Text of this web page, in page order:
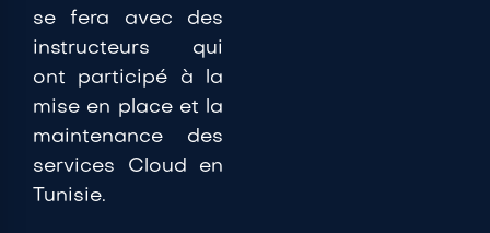
se fera avec des
instructeurs qui
ont participé à la
mise en place et la
maintenance des
services Cloud en
Tunisie.